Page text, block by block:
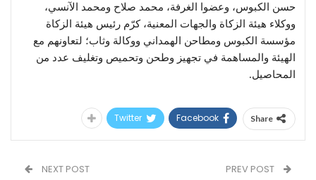
حسن الكبوس، وعضوا الغرفة، محمد صلاح ومحمد الآنسي،
ووكلاء هيئة الزكاة والجهات المعنية، كرّم رئيس هيئة الزكاة
مؤسسة الكبوس ومطاحن الهمداني ووكالة وثاب؛ لتعاونهم مع
الهيئة والمساهمة في تجهيز وطحن وتحميص وتغليف عدد من
المحاصيل.
Share
Facebook
Twitter
NEXT POST